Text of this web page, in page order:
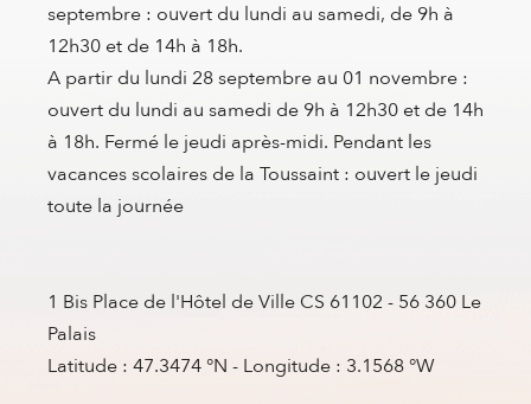
septembre : ouvert du lundi au samedi, de 9h à
12h30 et de 14h à 18h.
A partir du lundi 28 septembre au 01 novembre :
ouvert du lundi au samedi de 9h à 12h30 et de 14h
à 18h. Fermé le jeudi après-midi. Pendant les
vacances scolaires de la Toussaint : ouvert le jeudi
toute la journée
1 Bis Place de l'Hôtel de Ville CS 61102 - 56 360 Le
Palais
Latitude : 47.3474 °N - Longitude : 3.1568 °W